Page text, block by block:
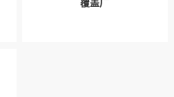
覆盖广